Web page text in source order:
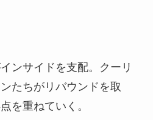
ンサイドを支配。クーリ
たちがリバウンドを取
を重ねていく。